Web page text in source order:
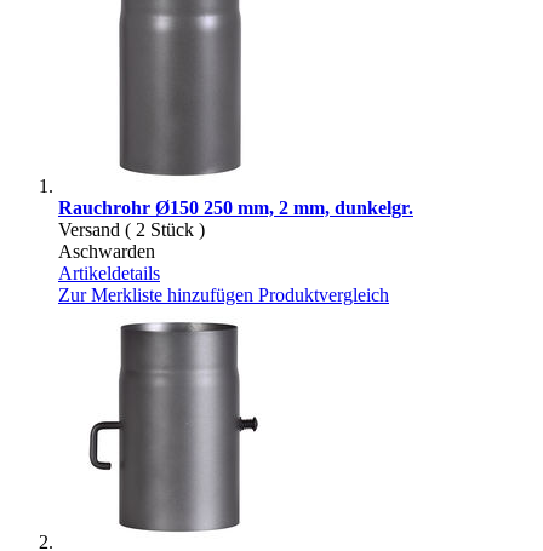
Rauchrohr Ø150 250 mm, 2 mm, dunkelgr.
Versand ( 2 Stück )
Aschwarden
Artikeldetails
Zur Merkliste hinzufügen Produktvergleich